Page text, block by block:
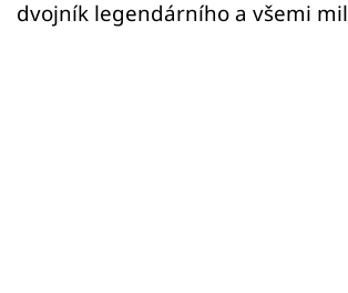
dvojník legendárního a všemi mil